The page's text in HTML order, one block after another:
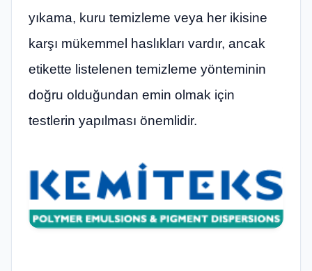
yıkama, kuru temizleme veya her ikisine
karşı mükemmel haslıkları vardır, ancak
etikette listelenen temizleme yönteminin
doğru olduğundan emin olmak için
testlerin yapılması önemlidir.